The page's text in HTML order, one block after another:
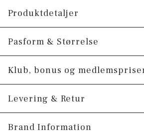
Produktdetaljer
Krølfri overflade.
Technical habitjakke med
Pletfri.
Fremstillet i en uldblend.
Lavet med Superflex, der
Pasform & Størrelse
Fit:Modern fit
bevægelsesfrihed
Størrelsesguide
Klub, bonus og
Tilmeld dig Klub Tøjeksperten
Spar 10% på din første ordre *
Levering & Retur
1-2 hverdage.
Brand Information